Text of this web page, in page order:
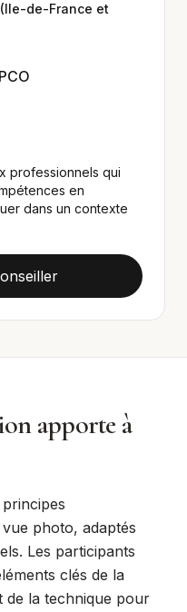
de-France et
professionnels qui
en
dans un contexte
apporte à
photo, adaptés
Les participants
clés de la
de la technique pour